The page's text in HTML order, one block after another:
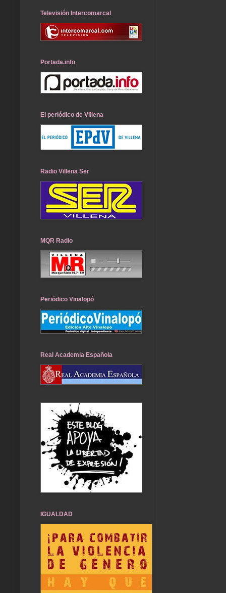
Televisión Intercomarcal
Portada.info
El periódico de Villena
Radio Villena Ser
MQR Radio
Periódico Vinalopó
Real Academia Española
IGUALDAD